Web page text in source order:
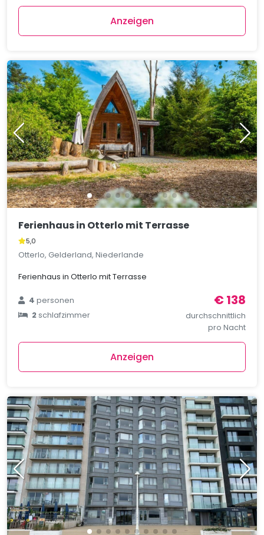
Anzeigen
Ferienhaus in Otterlo mit Terrasse
5,0
Otterlo, Gelderland, Niederlande
Ferienhaus in Otterlo mit Terrasse
4personen
2schlafzimmer
€ 138
durchschnittlich
pro Nacht
Anzeigen